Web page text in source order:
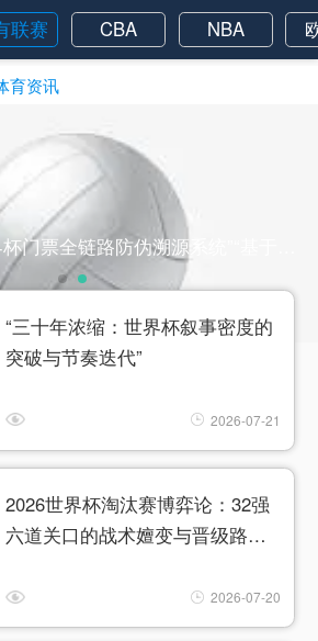
联赛 CBA NBA
育资讯
“三十年浓缩：世界杯叙事密度的
突破与节奏迭代”
2026-07-21
2026世界杯淘汰赛博弈论：32强
六道关口的战术嬗变与晋级路径
2026-07-20